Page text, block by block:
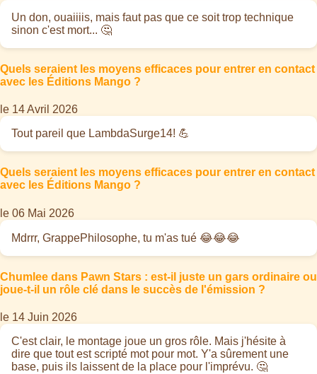
Un don, ouaiiiis, mais faut pas que ce soit trop technique
sinon c'est mort... 🤔
Quels seraient les moyens efficaces pour entrer en contact
avec les Éditions Mango ?
le 14 Avril 2026
Tout pareil que LambdaSurge14! 💪
Quels seraient les moyens efficaces pour entrer en contact
avec les Éditions Mango ?
le 06 Mai 2026
Mdrrr, GrappePhilosophe, tu m'as tué 😂😂😂
Chumlee dans Pawn Stars : est-il juste un gars ordinaire ou
joue-t-il un rôle clé dans le succès de l'émission ?
le 14 Juin 2026
C'est clair, le montage joue un gros rôle. Mais j'hésite à
dire que tout est scripté mot pour mot. Y'a sûrement une
base, puis ils laissent de la place pour l'imprévu. 🤔